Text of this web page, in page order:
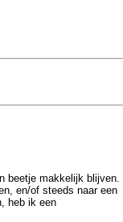
beetje makkelijk blijven.
en/of steeds naar een
heb ik een